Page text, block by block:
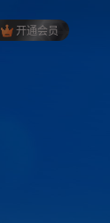
开通会员